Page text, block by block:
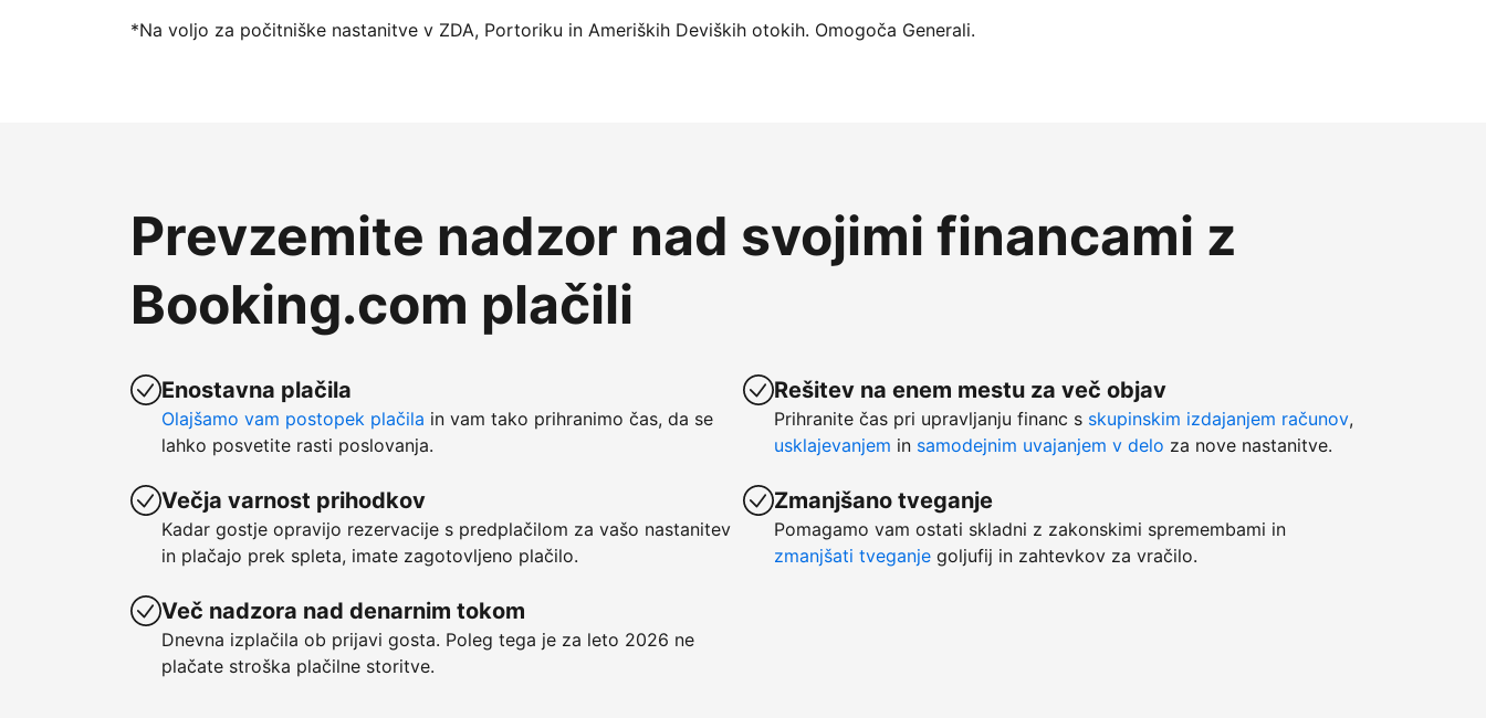
*Na voljo za počitniške nastanitve v ZDA, Portoriku in Ameriških Deviških otokih. Omogoča Generali.
Prevzemite nadzor nad svojimi financami z
Booking.com plačili
Enostavna plačila
Olajšamo vam postopek plačila in vam tako prihranimo čas, da se
lahko posvetite rasti poslovanja.
Večja varnost prihodkov
Kadar gostje opravijo rezervacije s predplačilom za vašo nastanitev
in plačajo prek spleta, imate zagotovljeno plačilo.
Več nadzora nad denarnim tokom
Dnevna izplačila ob prijavi gosta. Poleg tega je za leto 2026 ne
plačate stroška plačilne storitve.
Rešitev na enem mestu za več objav
Prihranite čas pri upravljanju financ s skupinskim izdajanjem računov,
usklajevanjem in samodejnim uvajanjem v delo za nove nastanitve.
Zmanjšano tveganje
Pomagamo vam ostati skladni z zakonskimi spremembami in
zmanjšati tveganje goljufij in zahtevkov za vračilo.